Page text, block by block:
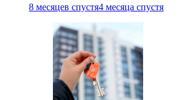
8 месяцев спустя4 месяца спустя